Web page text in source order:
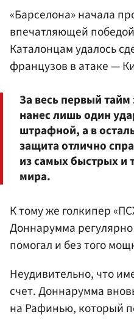
«Барселона» начала
впечатляющей
Каталонцам удалось
французов в атаке —
За весь первый
нанес лишь один
штрафной, а в
защита отлично
из самых быстрых и
мира.
К тому же голкипер
Доннарумма
помогал и без того
Неудивительно, что
счет. Доннарумма
на Рафинью, который